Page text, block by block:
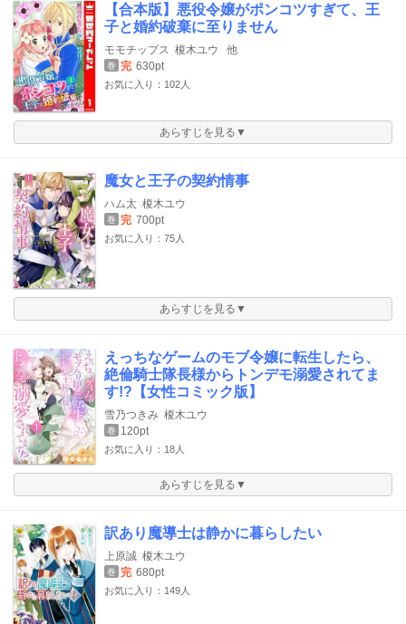
【合本版】悪役令嬢がポンコツすぎて、王
子と婚約破棄に至りません
モモチップス 榎木ユウ 他
巻 完 630pt
お気に入り：102人
あらすじを見る▼
魔女と王子の契約情事
ハム太 榎木ユウ
巻 完 700pt
お気に入り：75人
あらすじを見る▼
えっちなゲームのモブ令嬢に転生したら、
絶倫騎士隊長様からトンデモ溺愛されてま
す!?【女性コミック版】
雪乃つきみ 榎木ユウ
巻 120pt
お気に入り：18人
あらすじを見る▼
訳あり魔導士は静かに暮らしたい
上原誠 榎木ユウ
巻 完 680pt
お気に入り：149人